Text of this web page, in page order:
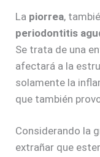
La piorrea,
periodontitis
Se trata de una
afectará a la
solamente la
que también
Considerando la
extrañar que